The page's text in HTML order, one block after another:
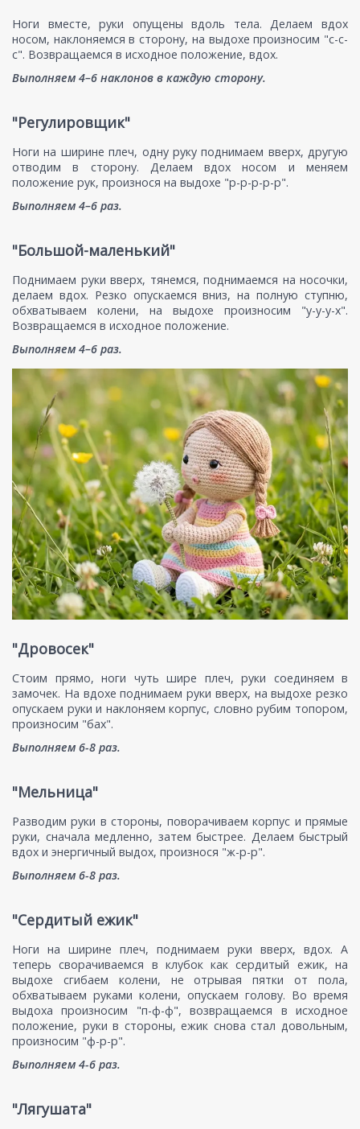
Ноги вместе, руки опущены вдоль тела. Делаем вдох
носом, наклоняемся в сторону, на выдохе произносим "с-с-
с". Возвращаемся в исходное положение, вдох.
Выполняем 4–6 наклонов в каждую сторону.
"Регулировщик"
Ноги на ширине плеч, одну руку поднимаем вверх, другую
отводим в сторону. Делаем вдох носом и меняем
положение рук, произнося на выдохе "р-р-р-р-р".
Выполняем 4–6 раз.
"Большой-маленький"
Поднимаем руки вверх, тянемся, поднимаемся на носочки,
делаем вдох. Резко опускаемся вниз, на полную ступню,
обхватываем колени, на выдохе произносим "у-у-у-х".
Возвращаемся в исходное положение.
Выполняем 4–6 раз.
"Дровосек"
Стоим прямо, ноги чуть шире плеч, руки соединяем в
замочек. На вдохе поднимаем руки вверх, на выдохе резко
опускаем руки и наклоняем корпус, словно рубим топором,
произносим "бах".
Выполняем 6-8 раз.
"Мельница"
Разводим руки в стороны, поворачиваем корпус и прямые
руки, сначала медленно, затем быстрее. Делаем быстрый
вдох и энергичный выдох, произнося "ж-р-р".
Выполняем 6-8 раз.
"Сердитый ежик"
Ноги на ширине плеч, поднимаем руки вверх, вдох. А
теперь сворачиваемся в клубок как сердитый ежик, на
выдохе сгибаем колени, не отрывая пятки от пола,
обхватываем руками колени, опускаем голову. Во время
выдоха произносим "п-ф-ф", возвращаемся в исходное
положение, руки в стороны, ежик снова стал довольным,
произносим "ф-р-р".
Выполняем 4-6 раз.
"Лягушата"